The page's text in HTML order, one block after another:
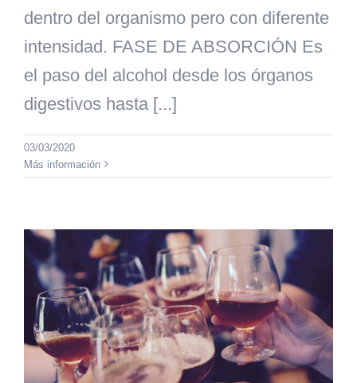
dentro del organismo pero con diferente
intensidad. FASE DE ABSORCIÓN Es
el paso del alcohol desde los órganos
digestivos hasta [...]
03/03/2020
Más información